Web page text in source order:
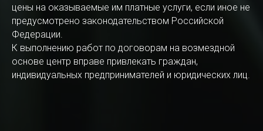
цены на оказываемые им платные услуги, если иное не
предусмотрено законодательством Российской
Федерации.
К выполнению работ по договорам на возмездной
основе центр вправе привлекать граждан,
индивидуальных предпринимателей и юридических лиц.